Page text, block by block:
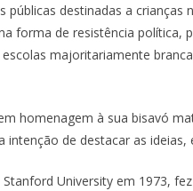
públicas destinadas a
forma de resistência
majoritariamente
homenagem à sua bisavó
intenção de destacar as
University em 1973,